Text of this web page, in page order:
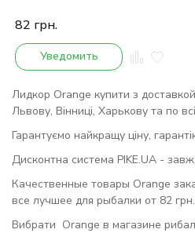
82 грн.
Уведомить
Лидкор Orange купити з
Львову, Вінниці, Харькову та по
Гарантуємо найкращу ціну,
Дисконтна система PIKE.UA -
Качественные товары Orange
все лучшее для рыбалки от 82 грн.
Вибрати Orange в магазине